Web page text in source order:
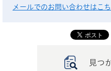
メールでのお問い合わせはこ
見つ